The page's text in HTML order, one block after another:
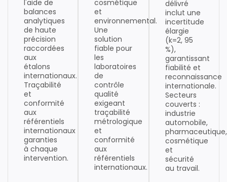
l'aide de
balances
analytiques
de haute
précision
raccordées
aux
étalons
internationaux.
Traçabilité
et
conformité
aux
référentiels
internationaux
garanties
à chaque
intervention.
cosmétique
et
environnemental.
Une
solution
fiable pour
les
laboratoires
de
contrôle
qualité
exigeant
traçabilité
métrologique
et
conformité
aux
référentiels
internationaux.
délivré
inclut une
incertitude
élargie
(k=2, 95
%),
garantissant
fiabilité et
reconnaissance
internationale.
Secteurs
couverts :
industrie
automobile,
pharmaceutique,
cosmétique
et
sécurité
au travail.